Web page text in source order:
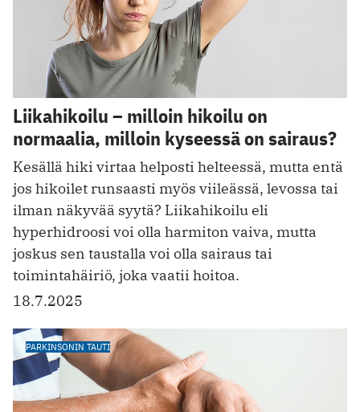
Liikahikoilu – milloin hikoilu on
normaalia, milloin kyseessä on sairaus?
Kesällä hiki virtaa helposti helteessä, mutta entä
jos hikoilet runsaasti myös viileässä, levossa tai
ilman näkyvää syytä? Liikahikoilu eli
hyperhidroosi voi olla harmiton vaiva, mutta
joskus sen taustalla voi olla sairaus tai
toimintahäiriö, joka vaatii hoitoa.
18.7.2025
PARKINSONIN TAUTI